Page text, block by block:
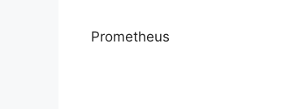
Prometheus